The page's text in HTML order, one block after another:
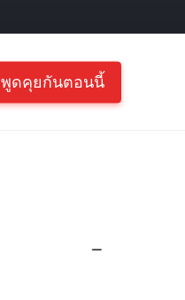
พูดคุยกันตอนนี้